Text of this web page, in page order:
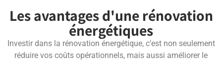
Les avantages d'une rénovation
énergétiques
Investir dans la rénovation énergétique, c’est non seulement
réduire vos coûts opérationnels, mais aussi améliorer le